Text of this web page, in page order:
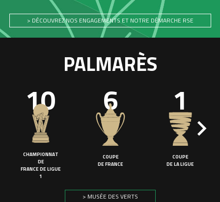
> DÉCOUVREZ NOS ENGAGEMENTS ET NOTRE DÉMARCHE RSE
PALMARÈS
10
CHAMPIONNAT
DE
FRANCE DE LIGUE
1
6
COUPE
DE FRANCE
1
COUPE
DE LA LIGUE
> MUSÉE DES VERTS